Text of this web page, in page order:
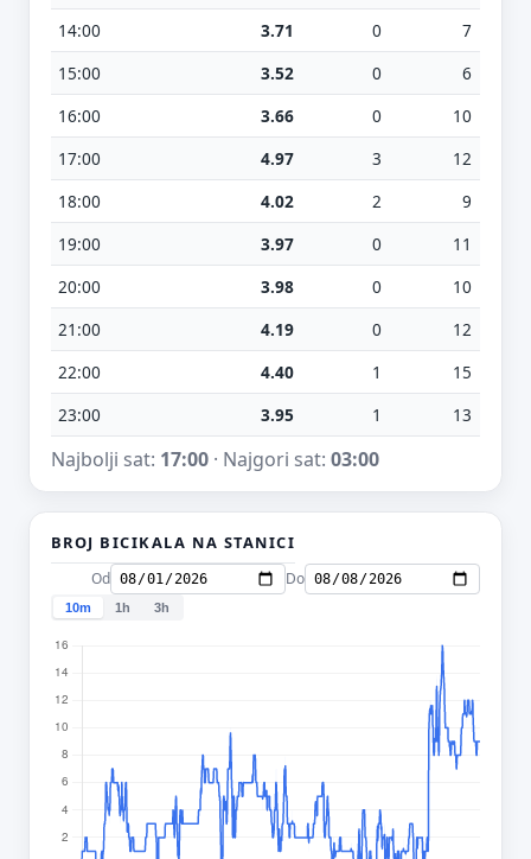
14:00
3.71 0
7
15:00
3.52 0
6
16:00
3.66 0
10
17:00
4.97 3
12
18:00
4.02 2
9
19:00
3.97 0
11
20:00
3.98 0
10
21:00
4.19 0
12
22:00
4.40 1
15
23:00
3.95 1 13
Najbolji sat: 17:00· Najgori sat: 03:00
BROJ BICIKALA NA STANICI
Od Do
10m 1h 3h